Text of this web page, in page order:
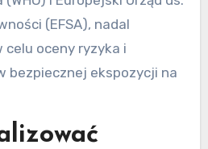
(EFSA), nadal
celu oceny ryzyka i
bezpiecznej ekspozycji na